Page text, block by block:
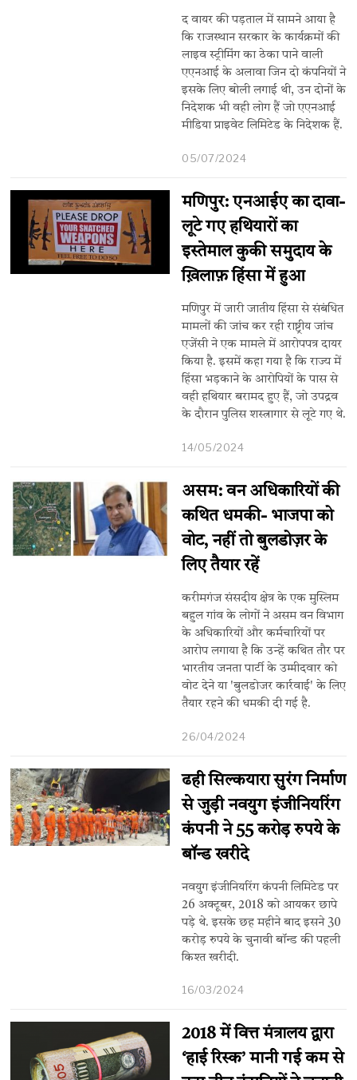
द वायर की पड़ताल में सामने आया है
कि राजस्थान सरकार के कार्यक्रमों की
लाइव स्ट्रीमिंग का ठेका पाने वाली
एएनआई के अलावा जिन दो कंपनियों ने
इसके लिए बोली लगाई थी, उन दोनों के
निदेशक भी वही लोग हैं जो एएनआई
मीडिया प्राइवेट लिमिटेड के निदेशक हैं.
05/07/2024
मणिपुर: एनआईए का दावा-
लूटे गए हथियारों का
इस्तेमाल कुकी समुदाय के
ख़िलाफ़ हिंसा में हुआ
मणिपुर में जारी जातीय हिंसा से संबंधित
मामलों की जांच कर रही राष्ट्रीय जांच
एजेंसी ने एक मामले में आरोपपत्र दायर
किया है. इसमें कहा गया है कि राज्य में
हिंसा भड़काने के आरोपियों के पास से
वही हथियार बरामद हुए हैं, जो उपद्रव
के दौरान पुलिस शस्त्रागार से लूटे गए थे.
14/05/2024
असम: वन अधिकारियों की
कथित धमकी- भाजपा को
वोट, नहीं तो बुलडोज़र के
लिए तैयार रहें
करीमगंज संसदीय क्षेत्र के एक मुस्लिम
बहुल गांव के लोगों ने असम वन विभाग
के अधिकारियों और कर्मचारियों पर
आरोप लगाया है कि उन्हें कथित तौर पर
भारतीय जनता पार्टी के उम्मीदवार को
वोट देने या 'बुलडोजर कार्रवाई' के लिए
तैयार रहने की धमकी दी गई है.
26/04/2024
ढही सिल्कयारा सुरंग निर्माण
से जुड़ी नवयुग इंजीनियरिंग
कंपनी ने 55 करोड़ रुपये के
बॉन्ड खरीदे
नवयुग इंजीनियरिंग कंपनी लिमिटेड पर
26 अक्टूबर, 2018 को आयकर छापे
पड़े थे. इसके छह महीने बाद इसने 30
करोड़ रुपये के चुनावी बॉन्ड की पहली
किश्त खरीदी.
16/03/2024
2018 में वित्त मंत्रालय द्वारा
‘हाई रिस्क’ मानी गई कम से